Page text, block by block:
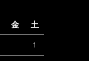
金 土
1